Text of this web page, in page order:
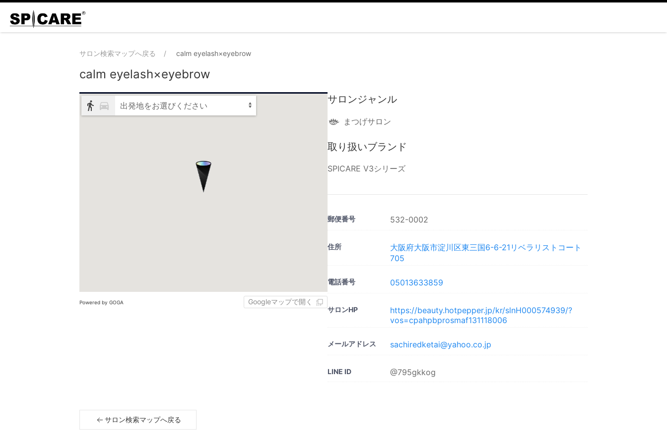
サロン検索マップへ戻る calm eyelash×eyebrow
calm eyelash×eyebrow
出発地をお選びください
Powered by GOGA Googleマップで開く
サロンジャンル
まつげサロン
取り扱いブランド
SPICARE V3シリーズ
郵便番号 532-0002
住所
大阪府大阪市淀川区東三国6-6-21リベラリストコート
705
電話番号 05013633859
サロンHP
https://beauty.hotpepper.jp/kr/slnH000574939/?
vos=cpahpbprosmaf131118006
メールアドレス sachiredketai@yahoo.co.jp
LINE ID @795gkkog
サロン検索マップへ戻る